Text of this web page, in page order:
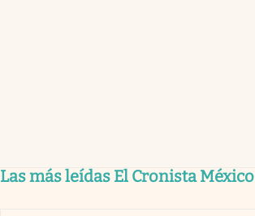
Las más leídas El Cronista México